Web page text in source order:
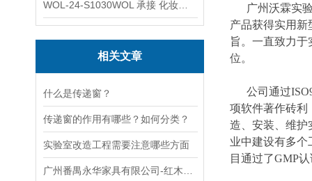
相关文章
什么是传递窗？
传递窗的作用有哪些？如何分类？
实验室改造工程需要注意哪些方面
广州沃霖实验
产品获得实用新
旨。一直致力
位。
公司通过
项软件著作砖利
造、安装、维护
业中建设有多
目通过了GMP